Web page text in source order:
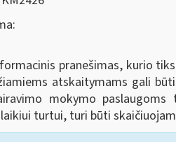
pranešimas, kurio
atskaitymams gali
mokymo
turtui, turi būti